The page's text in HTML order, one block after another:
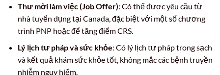
Thư mời làm việc (Job Offer): Có thể được yêu cầu từ
nhà tuyển dụng tại Canada, đặc biệt với một số chương
trình PNP hoặc để tăng điểm CRS.
Lý lịch tư pháp và sức khỏe: Có lý lịch tư pháp trong sạch
và kết quả khám sức khỏe tốt, không mắc các bệnh truyền
nhiễm nguy hiểm.